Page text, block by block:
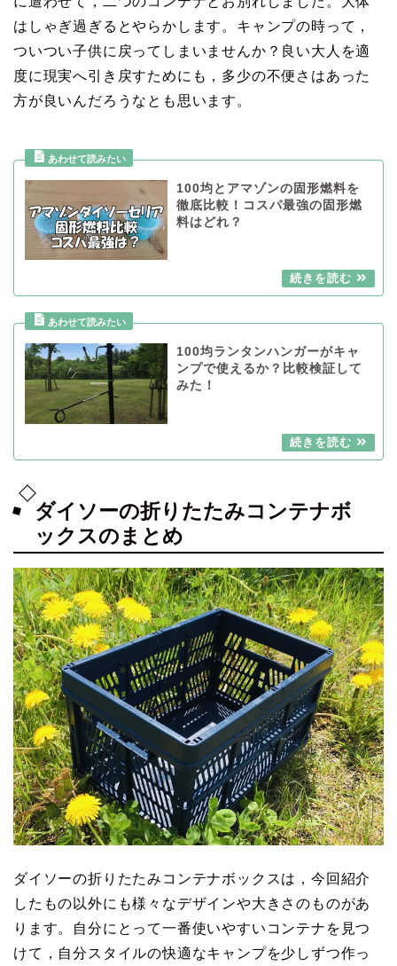
はしゃぎ過ぎるとやらかします。キャンプの時って，
ついつい子供に戻ってしまいませんか？良い大人を適
度に現実へ引き戻すためにも，多少の不便さはあった
方が良いんだろうなとも思います。
100均とアマゾンの固形燃料を
徹底比較！コスパ最強の固形燃
料はどれ？
100均ランタンハンガーがキャ
ンプで使えるか？比較検証して
みた！
ダイソーの折りたたみコンテナボ
ックスのまとめ
ダイソーの折りたたみコンテナボックスは，今回紹介
したもの以外にも様々なデザインや大きさのものがあ
ります。自分にとって一番使いやすいコンテナを見つ
けて，自分スタイルの快適なキャンプを少しずつ作っ